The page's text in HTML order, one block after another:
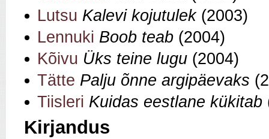
Lutsu Kalevi kojutulek(2003)
Lennuki Boob teab (2004)
Kõivu Üks teine lugu (2004)
Tätte Palju õnne argipäevaks
Tiisleri Kuidas eestlane kükitab
Kirjandus